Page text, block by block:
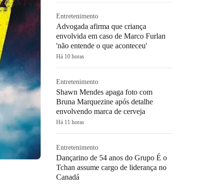
Entretenimento
Advogada afirma que criança
envolvida em caso de Marco Furlan
'não entende o que aconteceu'
Há 10 horas
Entretenimento
Shawn Mendes apaga foto com
Bruna Marquezine após detalhe
envolvendo marca de cerveja
Há 11 horas
Entretenimento
Dançarino de 54 anos do Grupo É o
Tchan assume cargo de liderança no
Canadá